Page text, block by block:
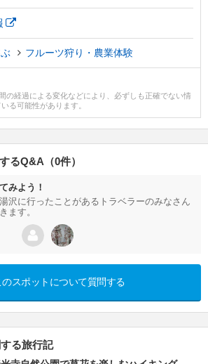
フルーツ狩り・農業体験
の経過による変化などにより、必ずしも正確でない情
る可能性があります。
るQ&A（0件）
みよう！
沢に行ったことがあるトラベラーのみなさん
ます。
のスポットについて質問する
る旅行記